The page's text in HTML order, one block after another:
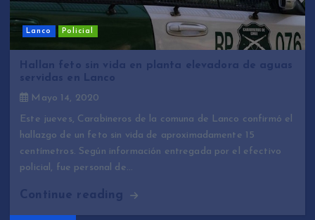
Lanco Policial
Hallan feto sin vida en planta elevadora de aguas
servidas en Lanco
Mayo 14, 2020
Este jueves, Carabineros de la comuna de Lanco confirmó el
hallazgo de un feto sin vida de aproximadamente 15
centímetros. Según información entregada por el efectivo
policial, fue personal de…
Continue reading